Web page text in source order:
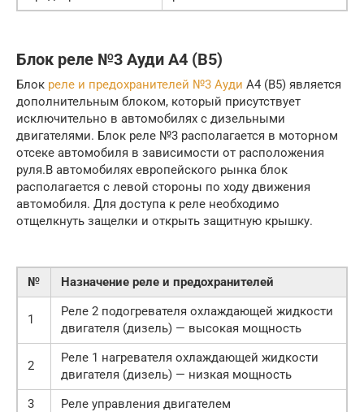
Блок реле №3 Ауди А4 (B5)
Блок реле и предохранителей №3 Ауди А4 (B5) является
дополнительным блоком, который присутствует
исключительно в автомобилях с дизельными
двигателями. Блок реле №3 располагается в моторном
отсеке автомобиля в зависимости от расположения
руля.В автомобилях европейского рынка блок
располагается с левой стороны по ходу движения
автомобиля. Для доступа к реле необходимо
отщелкнуть защелки и открыть защитную крышку.
№ Назначение реле и предохранителей
1
Реле 2 подогревателя охлаждающей жидкости
двигателя (дизель) — высокая мощность
2
Реле 1 нагревателя охлаждающей жидкости
двигателя (дизель) — низкая мощность
3
Реле управления двигателем